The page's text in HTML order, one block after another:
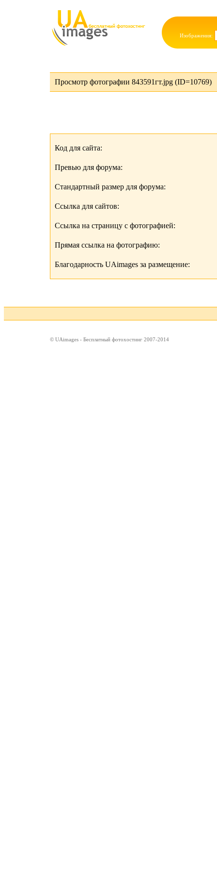
Изображения:
Просмотр фотографии 843591гт.jpg (ID=10769)
Код для сайта:
Превью для форума:
Стандартный размер для форума:
Ссылка для сайтов:
Ссылка на страницу с фотографией:
Прямая ссылка на фотографию:
Благодарность UAimages за размещение:
© UAimages - Бесплатный фотохостинг 2007-2014